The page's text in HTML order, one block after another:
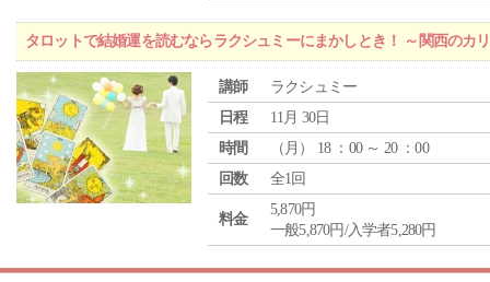
タロットで結婚運を読むならラクシュミーにまかしとき！ ～関西のカ
講師
ラクシュミー
日程
11月 30日
時間
（ 月 ） 18 ：00 ～ 20 ：00
回数
全1回
料金
5,870円
一般5,870円/入学者5,280円